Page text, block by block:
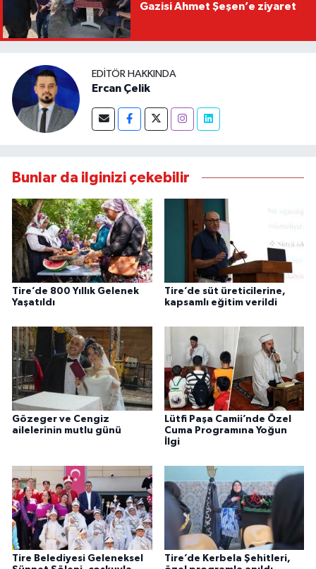
Gazisi Ahmet Şeşen’e ziyaret
EDITÖR HAKKINDA
Ercan Çelik
Bunlar da ilginizi çekebilir
Tire’de 800 Yıllık Gelenek
Yaşatıldı
Tire’de süt üreticilerine,
kapsamlı eğitim verildi
Gözeger ve Cengiz
ailelerinin mutlu günü
Lütfi Paşa Camii’nde Özel
Cuma Programına Yoğun
İlgi
Tire Belediyesi Geleneksel
Tire’de Kerbela Şehitleri,